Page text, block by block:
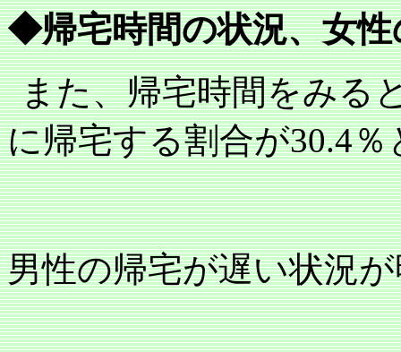
◆帰宅時間の状況、女性
また、帰宅時間をみる
に帰宅する割合が30.4％
男性の帰宅が遅い状況